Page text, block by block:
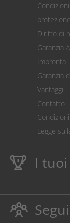
Condizioni
Diritto di
Garanzia
Impronta
Garanzia
Vantaggi
Contatto
Legge
I
Dieci anni